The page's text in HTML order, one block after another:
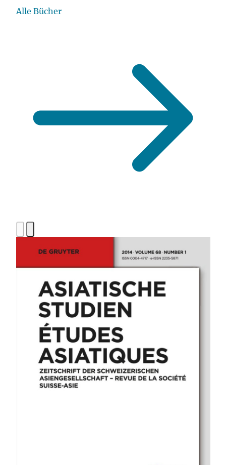
Alle Bücher